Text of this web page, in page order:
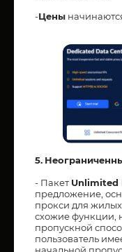
-Цены
5.
- Пакет Unlimited
предложение,
прокси для
схожие функции,
пропускной
пользователь